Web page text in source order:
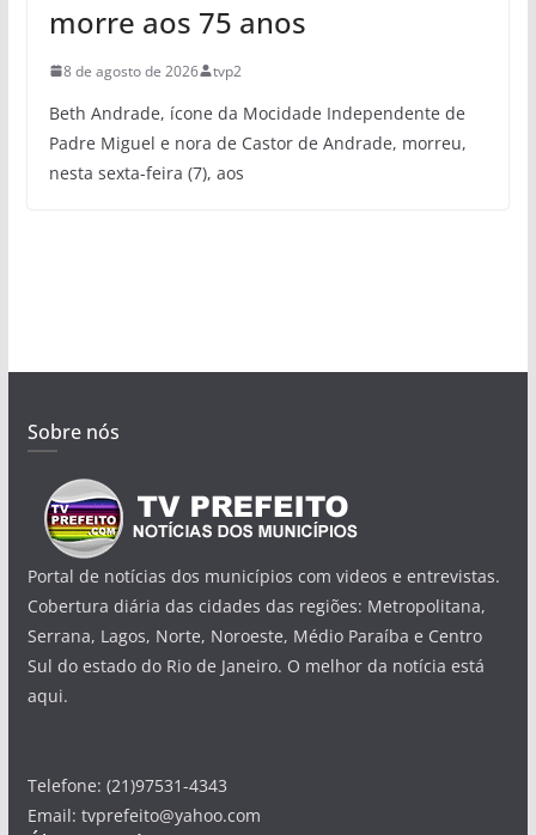
morre aos 75 anos
8 de agosto de 2026 tvp2
Beth Andrade, ícone da Mocidade Independente de
Padre Miguel e nora de Castor de Andrade, morreu,
nesta sexta-feira (7), aos
Sobre nós
Portal de notícias dos municípios com videos e entrevistas.
Cobertura diária das cidades das regiões: Metropolitana,
Serrana, Lagos, Norte, Noroeste, Médio Paraíba e Centro
Sul do estado do Rio de Janeiro. O melhor da notícia está
aqui.
Telefone: (21)97531-4343
Email: tvprefeito@yahoo.com